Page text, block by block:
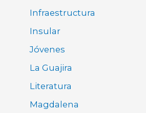
Infraestructura
Insular
Jóvenes
La Guajira
Literatura
Magdalena